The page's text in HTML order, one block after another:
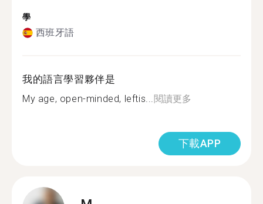
學
西班牙語
我的語言學習夥伴是
My age, open-minded, leftis...閱讀更多
下載APP